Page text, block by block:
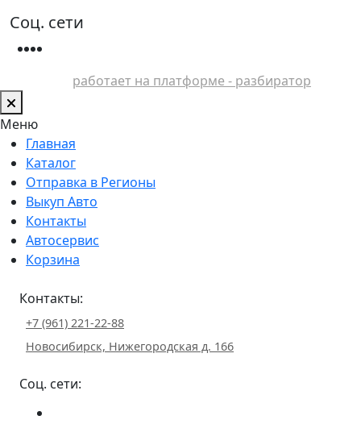
Соц. сети
работает на платформе - разбиратор
Меню
Главная
Каталог
Отправка в Регионы
Выкуп Авто
Контакты
Автосервис
Корзина
Контакты:
+7 (961) 221-22-88
Новосибирск, Нижегородская д. 166
Соц. сети: